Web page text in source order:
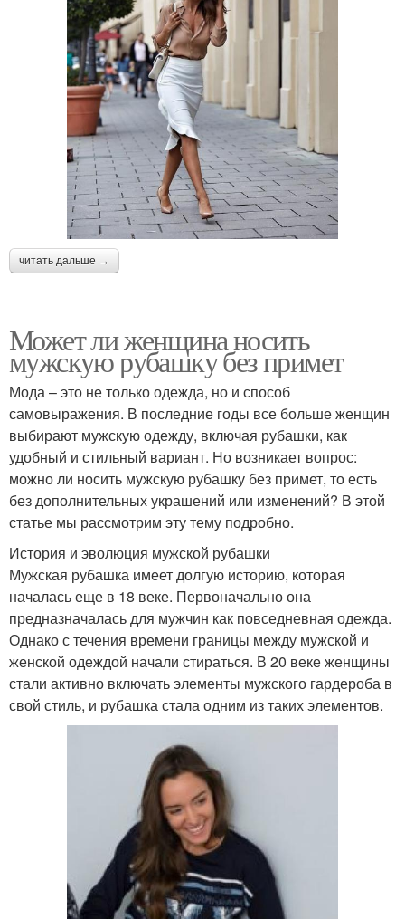
читать дальше →
Может ли женщина носить
мужскую рубашку без примет
Мода – это не только одежда, но и способ
самовыражения. В последние годы все больше женщин
выбирают мужскую одежду, включая рубашки, как
удобный и стильный вариант. Но возникает вопрос:
можно ли носить мужскую рубашку без примет, то есть
без дополнительных украшений или изменений? В этой
статье мы рассмотрим эту тему подробно.
История и эволюция мужской рубашки
Мужская рубашка имеет долгую историю, которая
началась еще в 18 веке. Первоначально она
предназначалась для мужчин как повседневная одежда.
Однако с течения времени границы между мужской и
женской одеждой начали стираться. В 20 веке женщины
стали активно включать элементы мужского гардероба в
свой стиль, и рубашка стала одним из таких элементов.